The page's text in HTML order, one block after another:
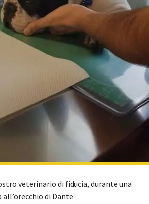
veterinario di fiducia, durante una
di Dante